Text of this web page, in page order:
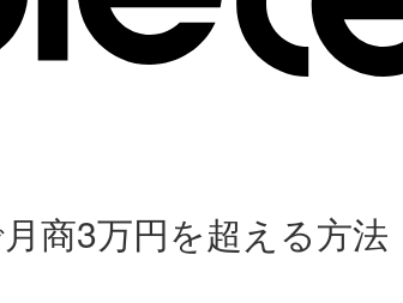
商3万円を超える方法